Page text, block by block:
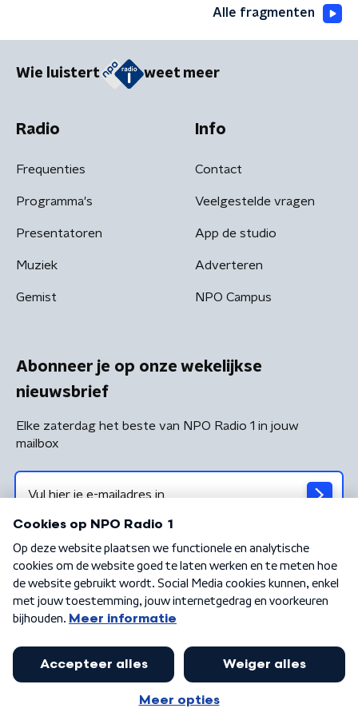
Alle fragmenten
Wie luistert weet meer
Radio
Frequenties
Programma's
Presentatoren
Muziek
Gemist
Info
Contact
Veelgestelde vragen
App de studio
Adverteren
NPO Campus
Abonneer je op onze wekelijkse
nieuwsbrief
Elke zaterdag het beste van NPO Radio 1 in jouw
mailbox
Algemene voorwaarden